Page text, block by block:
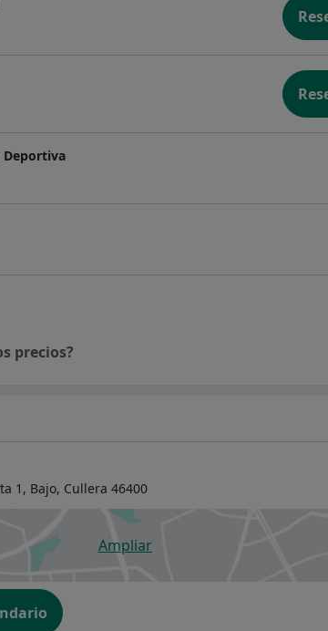
precios?
1, Bajo, Cullera 46400
Ampliarse abre en una nueva pestaña